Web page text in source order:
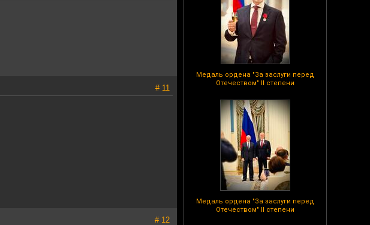
Медаль ордена "За заслуги перед
Отечеством" II степени
Медаль ордена "За заслуги перед
Отечеством" II степени
# 11
# 12